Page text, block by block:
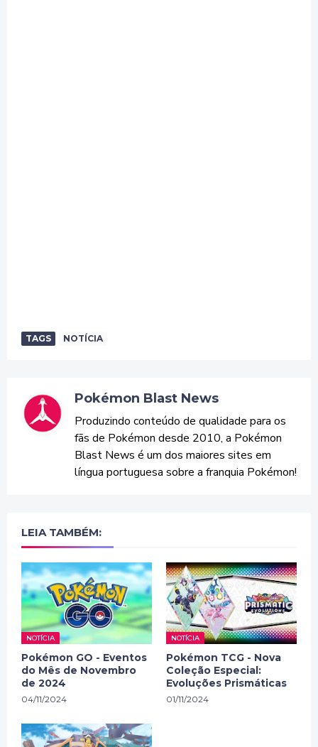
TAGS NOTÍCIA
Pokémon Blast News
Produzindo conteúdo de qualidade para os
fãs de Pokémon desde 2010, a Pokémon
Blast News é um dos maiores sites em
língua portuguesa sobre a franquia Pokémon!
LEIA TAMBÉM:
NOTÍCIA
Pokémon GO - Eventos
do Mês de Novembro
de 2024
04/11/2024
NOTÍCIA
Pokémon TCG - Nova
Coleção Especial:
Evoluções Prismáticas
01/11/2024